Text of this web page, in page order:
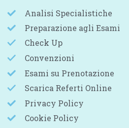
Analisi Specialistiche
Preparazione agli Esami
Check Up
Convenzioni
Esami su Prenotazione
Scarica Referti Online
Privacy Policy
Cookie Policy